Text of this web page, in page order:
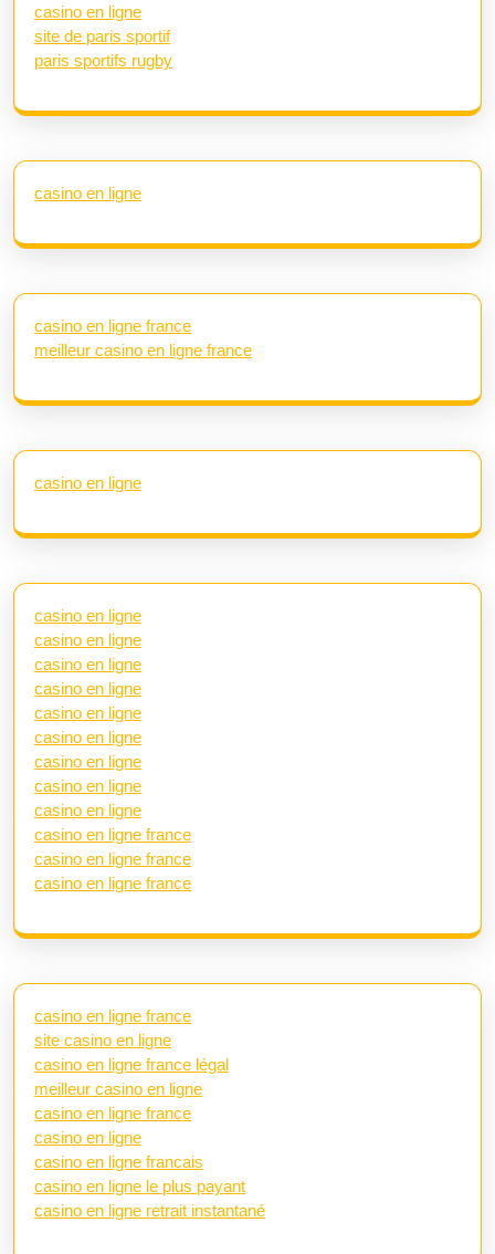
casino en ligne
site de paris sportif
paris sportifs rugby
casino en ligne
casino en ligne france
meilleur casino en ligne france
casino en ligne
casino en ligne
casino en ligne
casino en ligne
casino en ligne
casino en ligne
casino en ligne
casino en ligne
casino en ligne
casino en ligne
casino en ligne france
casino en ligne france
casino en ligne france
casino en ligne france
site casino en ligne
casino en ligne france légal
meilleur casino en ligne
casino en ligne france
casino en ligne
casino en ligne francais
casino en ligne le plus payant
casino en ligne retrait instantané